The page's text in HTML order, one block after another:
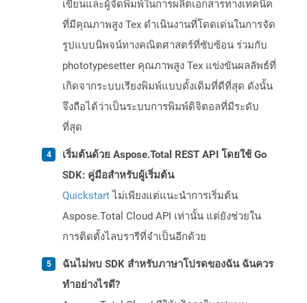
เขียนและผู้จัดพิมพ์ในการผลิตเอกสารทางเทคนิค
ที่มีคุณภาพสูง Tex ดำเนินงานที่โดดเด่นในการจัด
รูปแบบนิพจน์ทางคณิตศาสตร์ที่ซับซ้อน ร่วมกับ
phototypesetter คุณภาพสูง Tex แข่งขันผลลัพธ์ที่
เกิดจากระบบเรียงพิมพ์แบบดั้งเดิมที่ดีที่สุด ดังนั้น
จึงถือได้ว่าเป็นระบบการพิมพ์ดิจิตอลที่มีระดับ
ที่สุด
เริ่มต้นด้วย Aspose.Total REST API โดยใช้ Go
SDK: คู่มือสำหรับผู้เริ่มต้น
Quickstartไม่เพียงแต่แนะนำการเริ่มต้น
Aspose.Total Cloud API เท่านั้น แต่ยังช่วยใน
การติดตั้งไลบรารีที่จำเป็นอีกด้วย
ฉันไม่พบ SDK สำหรับภาษาโปรดของฉัน ฉันควร
ทำอย่างไรดี?